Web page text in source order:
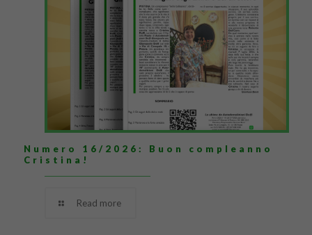
Numero 16/2026: Buon compleanno
Cristina!
Read more